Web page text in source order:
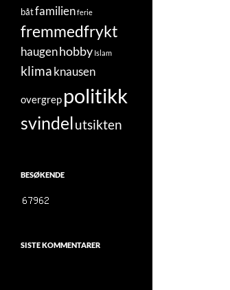
båtfamilienferie
fremmedfrykt
haugenhobby Islam
klima knausen
overgrep politikk
svindelutsikten
BESØKENDE
SISTE KOMMENTARER